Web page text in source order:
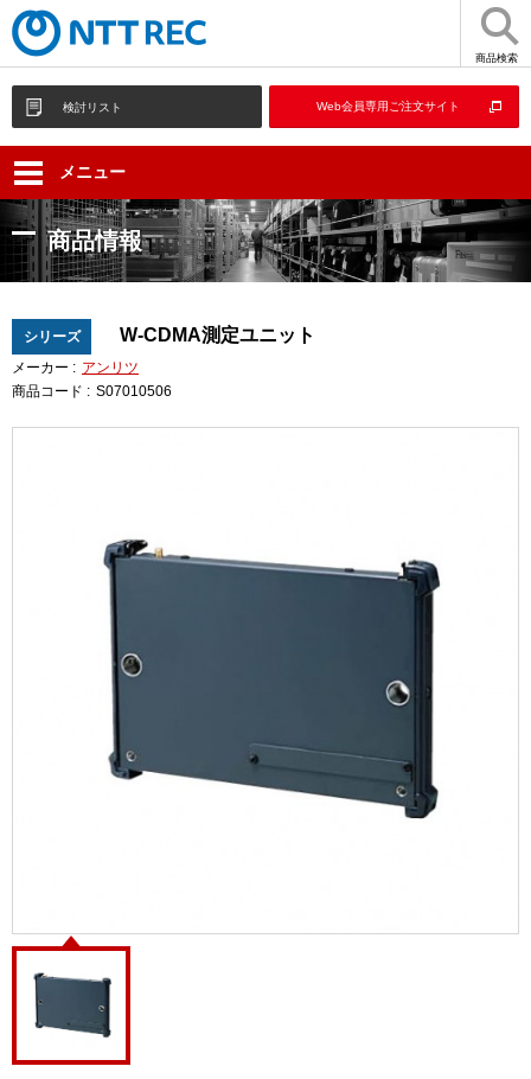
商品検索
検討リスト Web会員専用ご注文サイト
メニュー
商品情報
シリーズ W-CDMA測定ユニット
メーカー : アンリツ
商品コード : S07010506